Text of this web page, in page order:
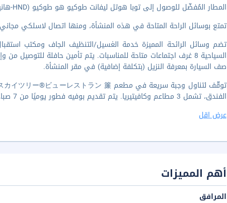
المطار المُفضّل للوصول إلى توبا هوتل ليفانت طوكيو هو طوكيو (HND-هانيدا) - ٢٥٫٨ كم
تمتع بوسائل الراحة المتاحة في هذه المنشأة، ومنها اتصال لاسلكي مجاني
السياحية 8 غرف اجتماعات متاحة للمناسبات. يتم تأمين حافلة
صف السيارة بمعرفة النزيل (بتكلفة إضافية) في مقر المنشأة.
الفندق، تشمل 3 مطاعم وكافيتيريا. يتم تقديم بوفيه فطور يوميًا من 7 صباحاً إلى 9:30 صباحا مقابل رسم إضافي.
عرض اقل
أهم المميزات
المرافق